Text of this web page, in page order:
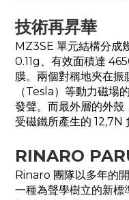
技術再昇華
MZ3SE 單元結構分成
0.11g、有效面積達
膜。兩個對稱地夾在
（Tesla）等動力磁場
發聲。而最外層的外殼
受磁鐵所產生的 12,7N
RINARO
Rinaro 團隊以多年的
一種為聲學樹立的新